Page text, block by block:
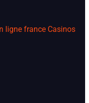
ligne france Casinos